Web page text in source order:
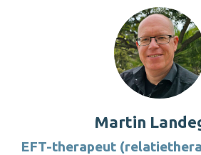
Martin
EFT-therapeut